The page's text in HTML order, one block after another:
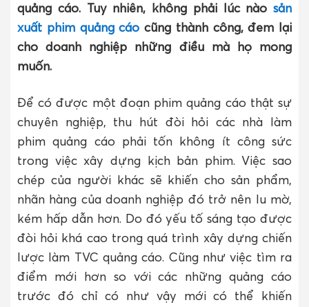
quảng cáo. Tuy nhiên, không phải lúc nào sản
xuất phim quảng cáo cũng thành công, đem lại
cho doanh nghiệp những điều mà họ mong
muốn.
Để có được một đoạn phim quảng cáo thật sự
chuyên nghiệp, thu hút đòi hỏi các nhà làm
phim quảng cáo phải tốn không ít công sức
trong việc xây dựng kịch bản phim. Việc sao
chép của người khác sẽ khiến cho sản phẩm,
nhãn hàng của doanh nghiệp đó trở nên lu mờ,
kém hấp dẫn hơn. Do đó yếu tố sáng tạo được
đòi hỏi khá cao trong quá trình xây dựng chiến
lược làm TVC quảng cáo. Cũng như việc tìm ra
điểm mới hơn so với các những quảng cáo
trước đó chỉ có như vậy mới có thể khiến